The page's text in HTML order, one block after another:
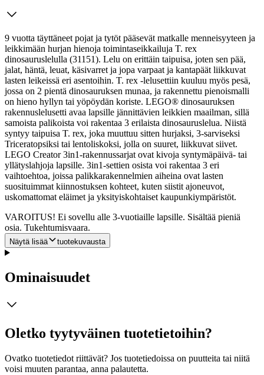
9 vuotta täyttäneet pojat ja tytöt pääsevät matkalle menneisyyteen ja
leikkimään hurjan hienoja toimintaseikkailuja T. rex
dinosauruslelulla (31151). Lelu on erittäin taipuisa, joten sen pää,
jalat, häntä, leuat, käsivarret ja jopa varpaat ja kantapäät liikkuvat
lasten leikeissä eri asentoihin. T. rex ‑lelusettiin kuuluu myös pesä,
jossa on 2 pientä dinosauruksen munaa, ja rakennettu pienoismalli
on hieno hyllyn tai yöpöydän koriste. LEGO® dinosauruksen
rakennuslelusetti avaa lapsille jännittävien leikkien maailman, sillä
samoista palikoista voi rakentaa 3 erilaista dinosauruslelua. Niistä
syntyy taipuisa T. rex, joka muuttuu sitten hurjaksi, 3-sarviseksi
Triceratopsiksi tai lentoliskoksi, jolla on suuret, liikkuvat siivet.
LEGO Creator 3in1-rakennussarjat ovat kivoja syntymäpäivä‑ tai
yllätyslahjoja lapsille. 3in1-settien osista voi rakentaa 3 eri
vaihtoehtoa, joissa palikkarakennelmien aiheina ovat lasten
suosituimmat kiinnostuksen kohteet, kuten siistit ajoneuvot,
uskomattomat eläimet ja yksityiskohtaiset kaupunkiympäristöt.
VAROITUS! Ei sovellu alle 3-vuotiaille lapsille. Sisältää pieniä
osia. Tukehtumisvaara.
Näytä lisää tuotekuvausta
Ominaisuudet
Oletko tyytyväinen tuotetietoihin?
Ovatko tuotetiedot riittävät? Jos tuotetiedoissa on puutteita tai niitä
voisi muuten parantaa, anna palautetta.